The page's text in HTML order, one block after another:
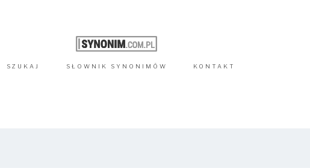
SZUKAJ SŁOWNIK SYNONIMÓW KONTAKT